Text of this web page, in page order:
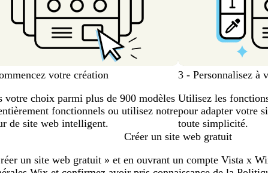
votre création
votre choix parmi plus de 900 modèles
fonctionnels ou utilisez notre
de site web intelligent.
3 - Personnalisez à
Utilisez les
pour adapter votre
toute simplicité.
Créer un site web gratuit
un site web gratuit » et en ouvrant un compte Vista x